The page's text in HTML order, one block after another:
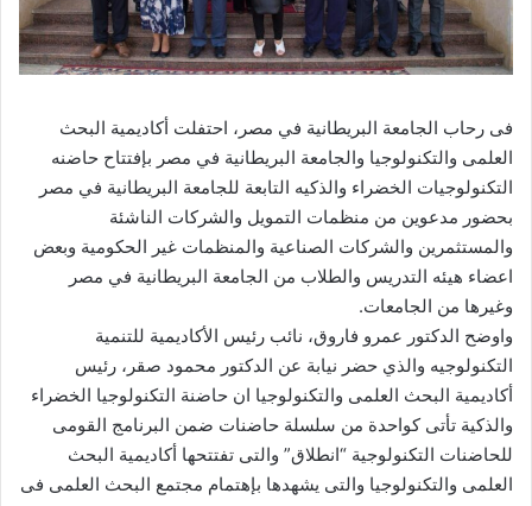
فى رحاب الجامعة البريطانية في مصر، احتفلت أكاديمية البحث
العلمى والتكنولوجيا والجامعة البريطانية في مصر بإفتتاح حاضنه
التكنولوجيات الخضراء والذكيه التابعة للجامعة البريطانية في مصر
بحضور مدعوين من منظمات التمويل والشركات الناشئة
والمستثمرين والشركات الصناعية والمنظمات غير الحكومية وبعض
اعضاء هيئه التدريس والطلاب من الجامعة البريطانية في مصر
وغيرها من الجامعات.
واوضح الدكتور عمرو فاروق، نائب رئيس الأكاديمية للتنمية
التكنولوجيه والذي حضر نيابة عن الدكتور محمود صقر، رئيس
أكاديمية البحث العلمى والتكنولوجيا ان حاضنة التكنولوجيا الخضراء
والذكية تأتى كواحدة من سلسلة حاضنات ضمن البرنامج القومى
للحاضنات التكنولوجية “انطلاق” والتى تفتتحها أكاديمية البحث
العلمى والتكنولوجيا والتى يشهدها بإهتمام مجتمع البحث العلمى فى